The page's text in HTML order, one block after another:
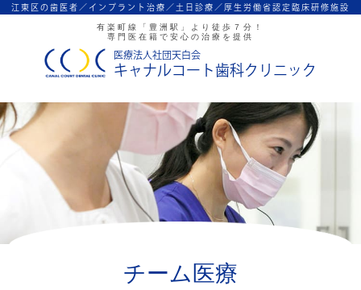
江東区の歯医者／インプラント治療／ 土日診療／厚生労働省認定臨床研修施設
有楽町線「豊洲駅」より徒歩７分！
専門医在籍で安心の治療を提供
医療法人社団天白会
キャナルコート歯科クリニック
チーム医療